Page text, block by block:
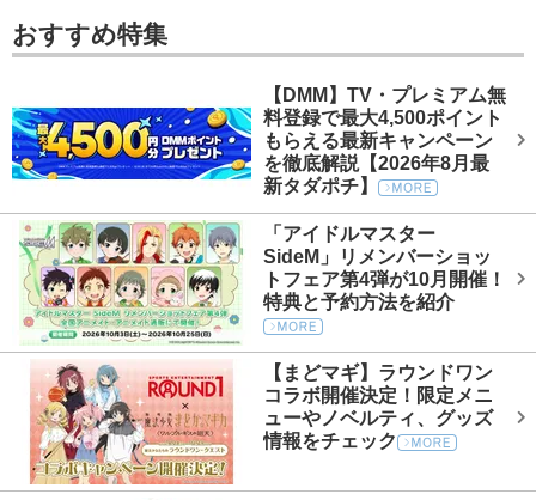
おすすめ特集
【DMM】TV・プレミアム無
料登録で最大4,500ポイント
もらえる最新キャンペーン
を徹底解説【2026年8月最
新タダポチ】
「アイドルマスター
SideM」リメンバーショッ
トフェア第4弾が10月開催！
特典と予約方法を紹介
【まどマギ】ラウンドワン
コラボ開催決定！限定メニ
ューやノベルティ、グッズ
情報をチェック